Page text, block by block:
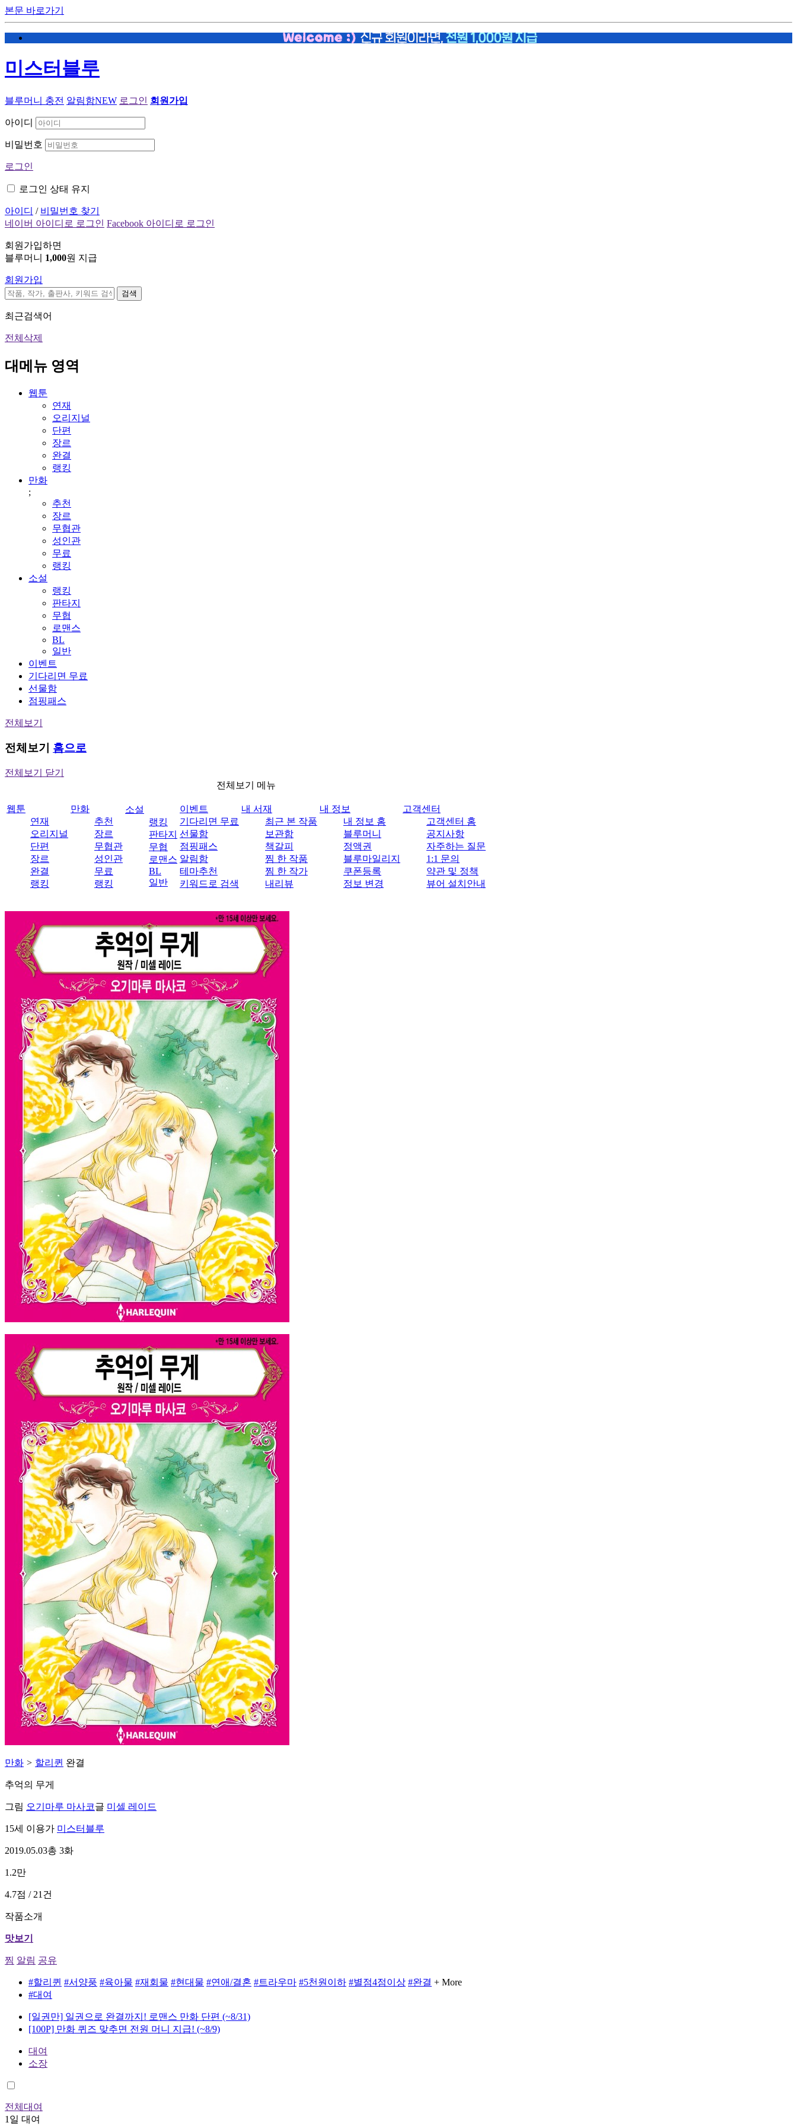
본문 바로가기
미스터블루
블루머니 충전 알림함NEW 로그인 회원가입
아이디
비밀번호
로그인
로그인 상태 유지
아이디 / 비밀번호 찾기
네이버 아이디로 로그인 Facebook 아이디로 로그인
회원가입하면
블루머니 1,000원 지급
회원가입
검색
최근검색어
전체삭제
대메뉴 영역
웹툰
연재
오리지널
단편
장르
완결
랭킹
만화
;
추천
장르
무협관
성인관
무료
랭킹
소설
랭킹
판타지
무협
로맨스
BL
일반
이벤트
기다리면 무료
선물함
점핑패스
전체보기
전체보기 홈으로
전체보기 닫기
전체보기 메뉴
웹툰
연재
오리지널
단편
장르
완결
랭킹
만화
추천
장르
무협관
성인관
무료
랭킹
소설
랭킹
판타지
무협
로맨스
BL
일반
이벤트
기다리면 무료
선물함
점핑패스
알림함
테마추천
키워드로 검색
내 서재
최근 본 작품
보관함
책갈피
찜 한 작품
찜 한 작가
내리뷰
내 정보
내 정보 홈
블루머니
정액권
블루마일리지
쿠폰등록
정보 변경
고객센터
고객센터 홈
공지사항
자주하는 질문
1:1 문의
약관 및 정책
뷰어 설치안내
만화 > 할리퀸 완결
추억의 무게
그림 오기마루 마사코글 미셀 레이드
15세 이용가 미스터블루
2019.05.03총 3화
1.2만
4.7점 / 21건
작품소개
맛보기
찜 알림 공유
#할리퀸 #서양풍 #육아물 #재회물 #현대물 #연애/결혼 #트라우마 #5천원이하 #별점4점이상 #완결 + More
#대여
[일권만] 일권으로 완결까지! 로맨스 만화 단편 (~8/31)
[100P] 만화 퀴즈 맞추면 전원 머니 지급! (~8/9)
대여
소장
전체대여
1일 대여